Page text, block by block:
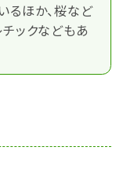
るほか、桜など
ックなどもあ